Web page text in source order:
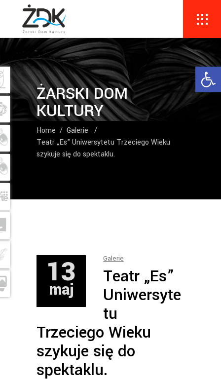
ŻARSKI DOM
KULTURY
Home / Galerie
/
Teatr „Es” Uniwersytetu Trzeciego Wieku
szykuje się do spektaklu.
13
maj
Galerie
Teatr „Es”
Uniwersyte
tu
Trzeciego Wieku
szykuje się do
spektaklu.